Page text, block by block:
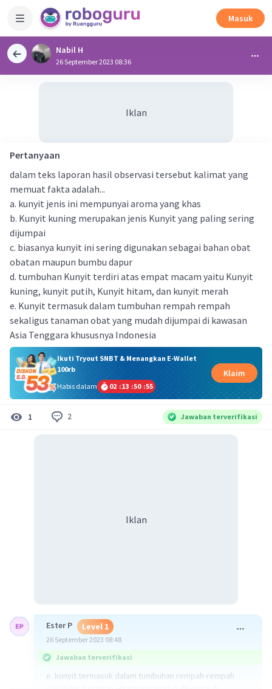
Masuk
Nabil H
26 September 2023 08:36
Iklan
Pertanyaan
dalam teks laporan hasil observasi tersebut kalimat yang
memuat fakta adalah...
a. kunyit jenis ini mempunyai aroma yang khas
b. Kunyit kuning merupakan jenis Kunyit yang paling sering
dijumpai
c. biasanya kunyit ini sering digunakan sebagai bahan obat
obatan maupun bumbu dapur
d. tumbuhan Kunyit terdiri atas empat macam yaitu Kunyit
kuning, kunyit putih, Kunyit hitam, dan kunyit merah
e. Kunyit termasuk dalam tumbuhan rempah rempah
sekaligus tanaman obat yang mudah dijumpai di kawasan
Asia Tenggara khususnya Indonesia
Ikuti Tryout SNBT & Menangkan E-Wallet
100rb
Habis dalam
02 :13 :50 :55
Klaim
1 2 Jawaban terverifikasi
Iklan
Ester P Level 1
26 September 2023 08:48
Jawaban terverifikasi
e. kunyit termasuk dalam tumbuhan rempah-rempah